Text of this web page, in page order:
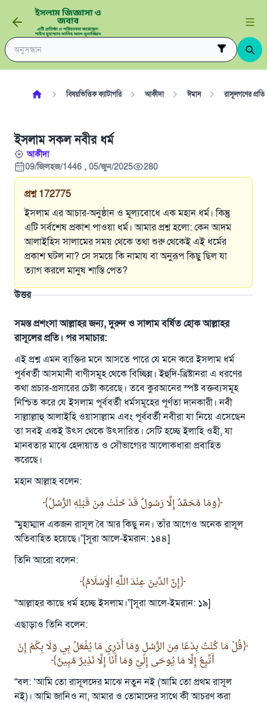
বিষয়ভিত্তিক ক্যাটাগরি আকীদা ঈমান রাসূলগণের প্রতি
ইসলাম সকল নবীর ধর্ম
আকীদা
09/জিলহজ/1446 , 05/জুন/2025
280
প্রশ্ন 172775
ইসলাম এর আচার-অনুষ্ঠান ও মূল্যবোধে এক মহান ধর্ম। কিন্তু
এটি সর্বশেষ প্রকাশ পাওয়া ধর্ম। আমার প্রশ্ন হলো: কেন আদম
আলাইহিস সালামের সময় থেকে তথা শুরু থেকেই এই ধর্মের
প্রকাশ ঘটল না? সে সময়ে কি নামায বা অনুরূপ কিছু ছিল যা
ত্যাগ করলে মানুষ শাস্তি পেত?
উত্তর
সমস্ত প্রশংসা আল্লাহর জন্য, দুরুদ ও সালাম বর্ষিত হোক আল্লাহর
রাসূলের প্রতি। পর সমাচার:
এই প্রশ্ন এমন ব্যক্তির মনে আসতে পারে যে মনে করে ইসলাম ধর্ম
পূর্ববর্তী আসমানী বাণীসমূহ থেকে বিচ্ছিন্ন। ইহুদি-খ্রিষ্টানরা এ ধরণের
কথা প্রচার-প্রসারের চেষ্টা করেছে। তবে কুরআনের স্পষ্ট বক্তব্যসমূহ
নিশ্চিত করে যে ইসলাম পূর্ববর্তী ধর্মসমূহের পূর্ণতা দানকারী। নবী
সাল্লাল্লাহু আলাইহি ওয়াসাল্লাম এবং পূর্ববর্তী নবীরা যা নিয়ে এসেছেন
তা সবই একই উৎস থেকে উৎসারিত। সেটি হচ্ছে ইলাহি ওহী, যা
মানবতার মাঝে হেদায়াত ও সৌভাগ্যের আলোকধারা প্রবাহিত
করেছে।
মহান আল্লাহ বলেন:
وَمَا مُحَمَّدٌ إِلَّا رَسُولٌ قَدْ خَلَتْ مِنْ قَبْلِهِ الرُّسُلُ
“মুহাম্মাদ একজন রাসূল বৈ আর কিছু নন। তাঁর আগেও অনেক রাসূল
অতিবাহিত হয়েছে।”[সূরা আলে-ইমরান: ১৪৪]
তিনি আরো বলেন:
إِنَّ الدِّينَ عِنْدَ اللَّهِ الْإِسْلَامُ
“আল্লাহর কাছে ধর্ম হচ্ছে ইসলাম।”[সূরা আলে-ইমরান: ১৯]
এছাড়াও তিনি বলেন:
قُلْ مَا كُنْتُ بِدْعًا مِنَ الرُّسُلِ وَمَا أَدْرِي مَا يُفْعَلُ بِي وَلَا بِكُمْ إِنْ
أَتَّبِعُ إِلَّا مَا يُوحَى إِلَيَّ وَمَا أَنَا إِلَّا نَذِيرٌ مُبِينٌ
“বল: ‘আমি তো রাসূলদের মাঝে নতুন নই (আমি তো প্রথম রাসূল
নই)। আমি জানিও না, আমার ও তোমাদের সাথে কী আচরণ করা